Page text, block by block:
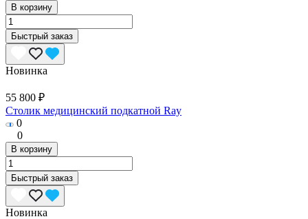
В корзину
Быстрый заказ
Новинка
55 800 ₽
Столик медицинский подкатной Ray
0
0
В корзину
Быстрый заказ
Новинка